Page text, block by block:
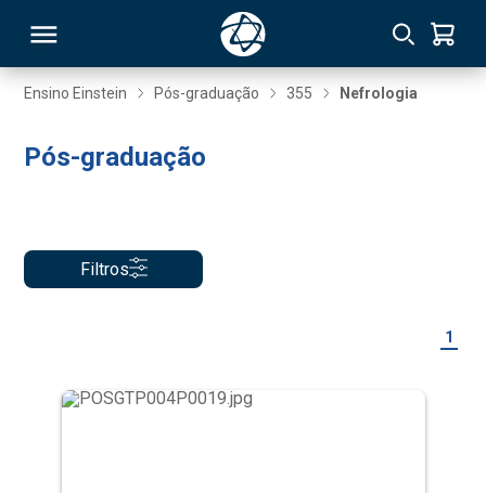
Ensino Einstein Pós-graduação 355 Nefrologia
Pós-graduação
Filtros
1